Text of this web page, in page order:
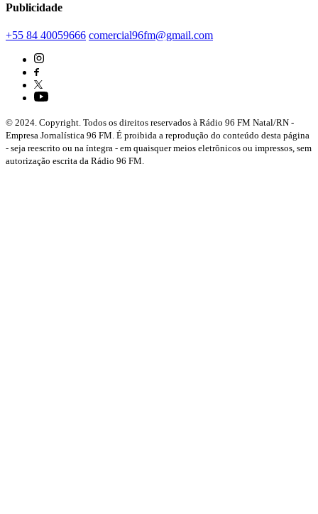
Publicidade
+55 84 40059666 comercial96fm@gmail.com
© 2024. Copyright. Todos os direitos reservados à Rádio 96 FM Natal/RN -
Empresa Jornalística 96 FM. É proibida a reprodução do conteúdo desta página
- seja reescrito ou na íntegra - em quaisquer meios eletrônicos ou impressos, sem
autorização escrita da Rádio 96 FM.